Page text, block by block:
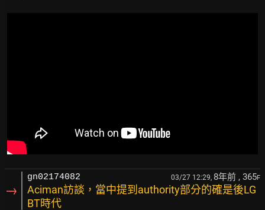
→
gn02174082 03/27 12:29, 8年前 , 365F
Aciman訪談，當中提到authority部分的確是後LG
BT時代